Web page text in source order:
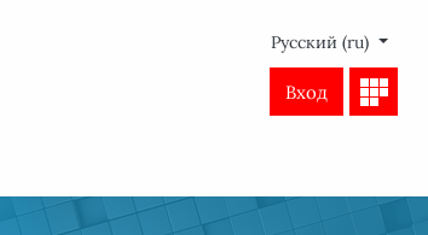
Русский ‎(ru)‎
Вход